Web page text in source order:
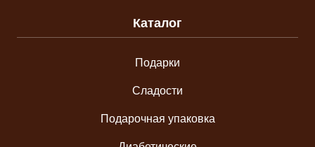
Каталог
Подарки
Сладости
Подарочная упаковка